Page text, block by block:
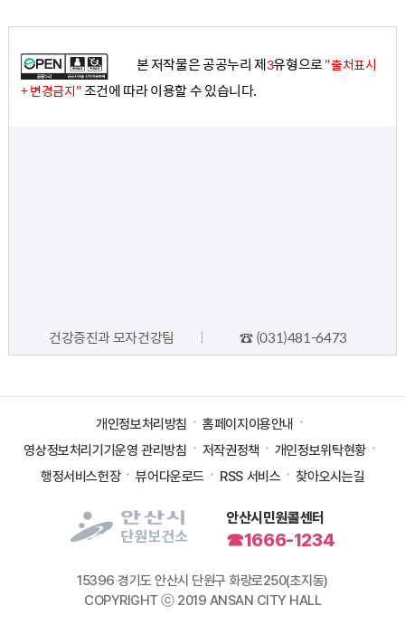
본 저작물은 공공누리 제3유형으로"출처표시
+ 변경금지"조건에 따라 이용할 수 있습니다.
건강증진과 모자건강팀 ☎ (031)481-6473
개인정보처리방침
홈페이지이용안내
영상정보처리기기운영 관리방침
저작권정책
개인정보위탁현황
행정서비스헌장
뷰어다운로드 RSS 서비스 찾아오시는길
안산시민원콜센터
☎1666-1234
15396 경기도 안산시 단원구 화랑로250(초지동)
COPYRIGHT ⓒ 2019 ANSAN CITY HALL